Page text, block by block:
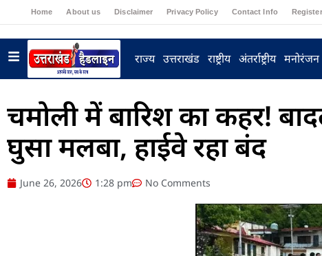
Home About us Disclaimer Privacy Policy Contact Info Register
राज्य उत्तराखंड राष्ट्रीय अंतर्राष्ट्रीय मनोरंजन
चमोली में बारिश का कहर!
घुसा मलबा, हाईवे रहा बंद
June 26, 2026 1:28 pm No Comments